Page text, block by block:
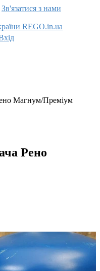
Зв'язатися з нами
Магнум/Преміум
Рено